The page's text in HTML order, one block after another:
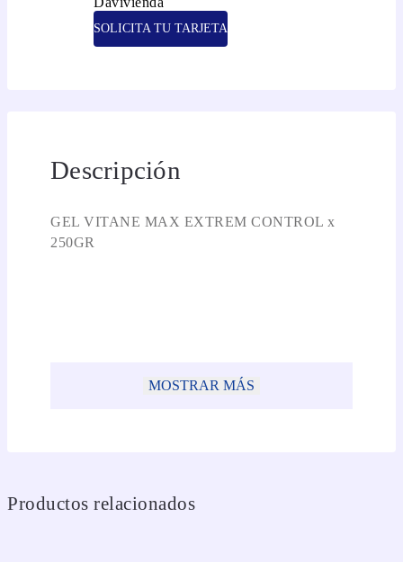
SOLICITA TU TARJETA
Descripción
GEL VITANE MAX EXTREM CONTROL x
250GR
MOSTRAR MÁS
Productos relacionados